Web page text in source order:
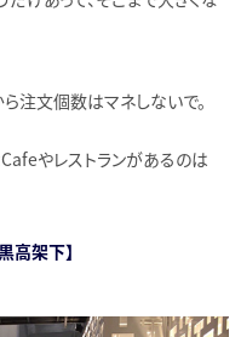
注文個数はマネしないで。
やレストランがあるのは
高架下】